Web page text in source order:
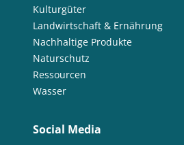
Kulturgüter
Landwirtschaft & Ernährung
Nachhaltige Produkte
Naturschutz
Ressourcen
Wasser
Social Media